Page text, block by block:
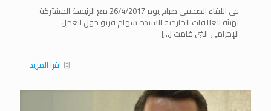
في اللقاء الصحفي صباح يوم 26/4/2017 مع الرئيسة المشتركة
لهيئة العلاقات الخارجية السيَدة سهام قريو حول العمل
الإجرامي التي قامت […]
اقرا المزيد